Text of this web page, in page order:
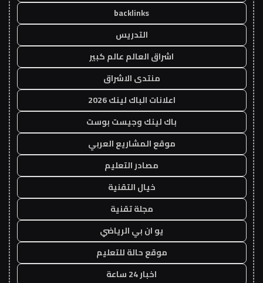
backlinks
التدريس
اشراق العالم عالم كبير
منتدى الاشراق
اعلانات الباك لينك 2026
باك لينك وجيست بوست
موقع المشاريع العربي
مصادر التعليم
خيال التقنية
مجلة تقنية
يو ان بي الرياضي
موقع حالة للتعليم
اخبار 24 ساعة